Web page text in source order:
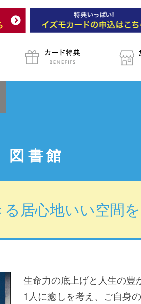
書館
居心地いい空間
生命力の底上げと人生の豊
1人に癒しを考え、ご自身